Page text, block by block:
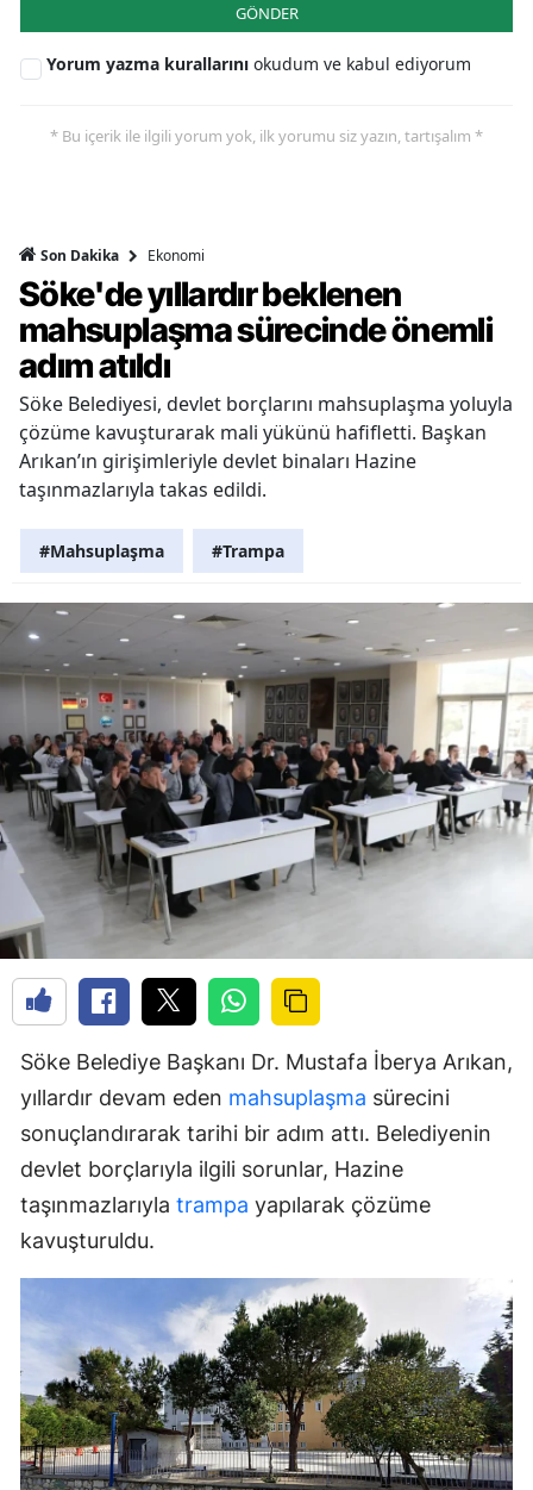
GÖNDER
Yorum yazma kurallarını okudum ve kabul ediyorum
* Bu içerik ile ilgili yorum yok, ilk yorumu siz yazın, tartışalım *
Son Dakika Ekonomi
Söke'de yıllardır beklenen
mahsuplaşma sürecinde önemli
adım atıldı
Söke Belediyesi, devlet borçlarını mahsuplaşma yoluyla
çözüme kavuşturarak mali yükünü hafifletti. Başkan
Arıkan’ın girişimleriyle devlet binaları Hazine
taşınmazlarıyla takas edildi.
#Mahsuplaşma #Trampa
Söke Belediye Başkanı Dr. Mustafa İberya Arıkan,
yıllardır devam eden mahsuplaşma sürecini
sonuçlandırarak tarihi bir adım attı. Belediyenin
devlet borçlarıyla ilgili sorunlar, Hazine
taşınmazlarıyla trampa yapılarak çözüme
kavuşturuldu.